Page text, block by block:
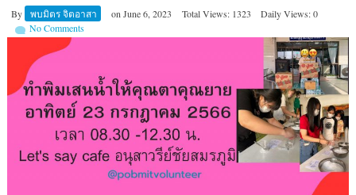
By พบมิตร จิตอาสา on June 6, 2023 Total Views: 1323
Daily Views: 0
No Comments